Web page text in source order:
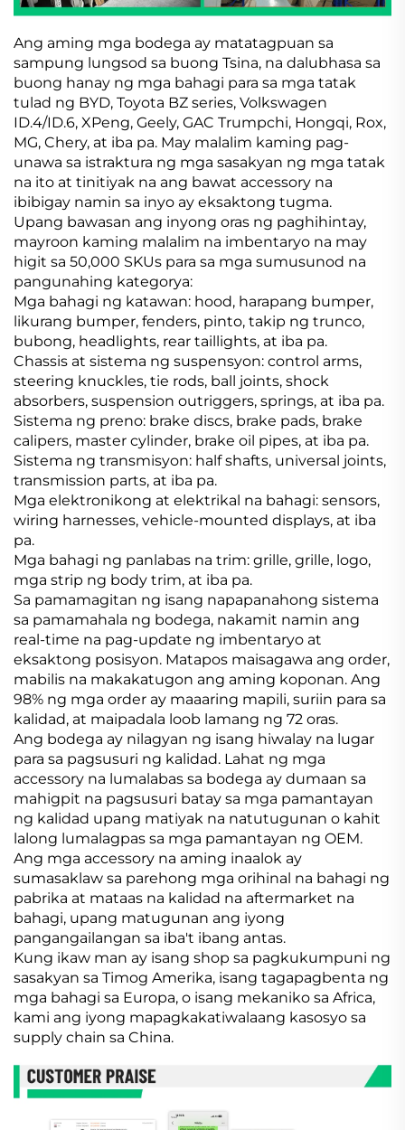
Ang aming mga bodega ay matatagpuan sa
sampung lungsod sa buong Tsina, na dalubhasa sa
buong hanay ng mga bahagi para sa mga tatak
tulad ng BYD, Toyota BZ series, Volkswagen
ID.4/ID.6, XPeng, Geely, GAC Trumpchi, Hongqi, Rox,
MG, Chery, at iba pa. May malalim kaming pag-
unawa sa istraktura ng mga sasakyan ng mga tatak
na ito at tinitiyak na ang bawat accessory na
ibibigay namin sa inyo ay eksaktong tugma.
Upang bawasan ang inyong oras ng paghihintay,
mayroon kaming malalim na imbentaryo na may
higit sa 50,000 SKUs para sa mga sumusunod na
pangunahing kategorya:
Mga bahagi ng katawan: hood, harapang bumper,
likurang bumper, fenders, pinto, takip ng trunco,
bubong, headlights, rear taillights, at iba pa.
Chassis at sistema ng suspensyon: control arms,
steering knuckles, tie rods, ball joints, shock
absorbers, suspension outriggers, springs, at iba pa.
Sistema ng preno: brake discs, brake pads, brake
calipers, master cylinder, brake oil pipes, at iba pa.
Sistema ng transmisyon: half shafts, universal joints,
transmission parts, at iba pa.
Mga elektronikong at elektrikal na bahagi: sensors,
wiring harnesses, vehicle-mounted displays, at iba
pa.
Mga bahagi ng panlabas na trim: grille, grille, logo,
mga strip ng body trim, at iba pa.
Sa pamamagitan ng isang napapanahong sistema
sa pamamahala ng bodega, nakamit namin ang
real-time na pag-update ng imbentaryo at
eksaktong posisyon. Matapos maisagawa ang order,
mabilis na makakatugon ang aming koponan. Ang
98% ng mga order ay maaaring mapili, suriin para sa
kalidad, at maipadala loob lamang ng 72 oras.
Ang bodega ay nilagyan ng isang hiwalay na lugar
para sa pagsusuri ng kalidad. Lahat ng mga
accessory na lumalabas sa bodega ay dumaan sa
mahigpit na pagsusuri batay sa mga pamantayan
ng kalidad upang matiyak na natutugunan o kahit
lalong lumalagpas sa mga pamantayan ng OEM.
Ang mga accessory na aming inaalok ay
sumasaklaw sa parehong mga orihinal na bahagi ng
pabrika at mataas na kalidad na aftermarket na
bahagi, upang matugunan ang iyong
pangangailangan sa iba't ibang antas.
Kung ikaw man ay isang shop sa pagkukumpuni ng
sasakyan sa Timog Amerika, isang tagapagbenta ng
mga bahagi sa Europa, o isang mekaniko sa Africa,
kami ang iyong mapagkakatiwalaang kasosyo sa
supply chain sa China.